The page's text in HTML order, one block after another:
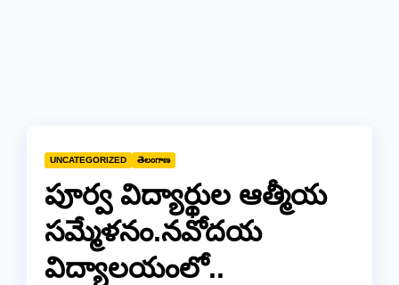
UNCATEGORIZED తెలంగాణ
పూర్వ విద్యార్థుల ఆత్మీయ
సమ్మేళనం.నవోదయ
విద్యాలయంలో..